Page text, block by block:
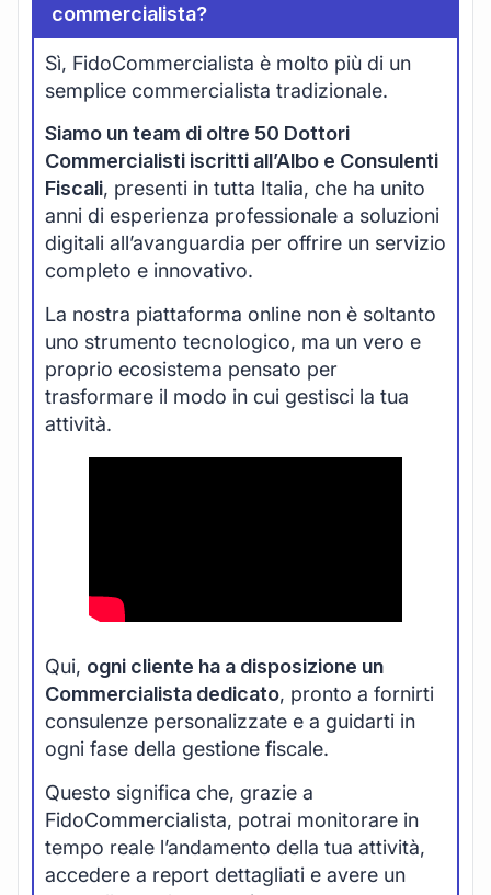
commercialista?
Sì, FidoCommercialista è molto più di un
semplice commercialista tradizionale.
Siamo un team di oltre 50 Dottori
Commercialisti iscritti all’Albo e Consulenti
Fiscali, presenti in tutta Italia, che ha unito
anni di esperienza professionale a soluzioni
digitali all’avanguardia per offrire un servizio
completo e innovativo.
La nostra piattaforma online non è soltanto
uno strumento tecnologico, ma un vero e
proprio ecosistema pensato per
trasformare il modo in cui gestisci la tua
attività.
Qui, ogni cliente ha a disposizione un
Commercialista dedicato, pronto a fornirti
consulenze personalizzate e a guidarti in
ogni fase della gestione fiscale.
Questo significa che, grazie a
FidoCommercialista, potrai monitorare in
tempo reale l’andamento della tua attività,
accedere a report dettagliati e avere un